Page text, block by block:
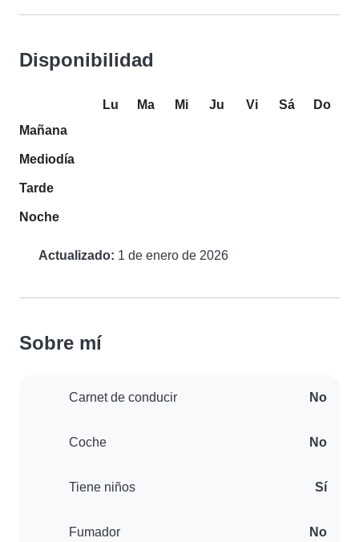
Disponibilidad
Lu Ma Mi Ju Vi Sá
Do
Mañana
Mediodía
Tarde
Noche
Actualizado: 1 de enero de 2026
Sobre mí
Carnet de conducir No
Coche No
Tiene niños Sí
Fumador No